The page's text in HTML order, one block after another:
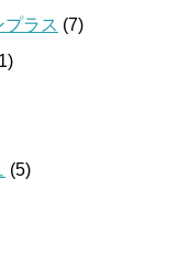
プラス (7)
(5)